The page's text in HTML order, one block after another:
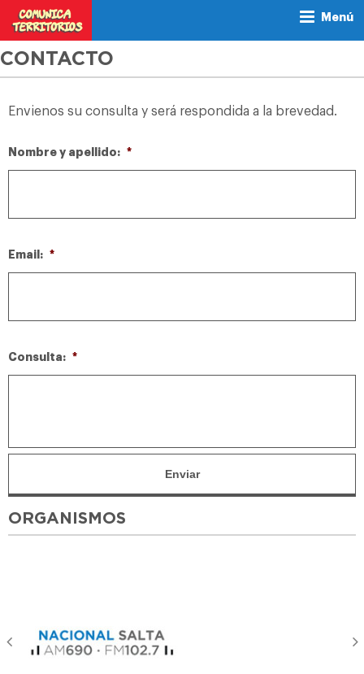
Menú
CONTACTO
Envienos su consulta y será respondida a la brevedad.
Nombre y apellido: *
Email: *
Consulta: *
ORGANISMOS